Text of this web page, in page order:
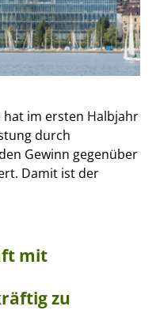
hat im ersten Halbjahr
durch
Gewinn gegenüber
Damit ist der
mit
zu